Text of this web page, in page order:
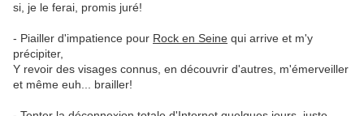
si, je le ferai, promis juré!
- Piailler d'impatience pour Rock en Seine qui arrive et m'y
précipiter,
Y revoir des visages connus, en découvrir d'autres, m'émerveiller
et même euh... brailler!